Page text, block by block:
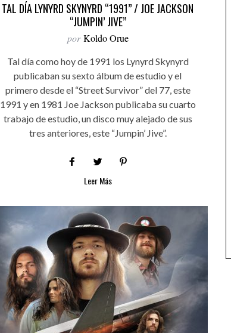
TAL DÍA LYNYRD SKYNYRD “1991” / JOE JACKSON
“JUMPIN’ JIVE”
por Koldo Orue
Tal día como hoy de 1991 los Lynyrd Skynyrd
publicaban su sexto álbum de estudio y el
primero desde el “Street Survivor” del 77, este
1991 y en 1981 Joe Jackson publicaba su cuarto
trabajo de estudio, un disco muy alejado de sus
tres anteriores, este “Jumpin’ Jive”.
Leer Más